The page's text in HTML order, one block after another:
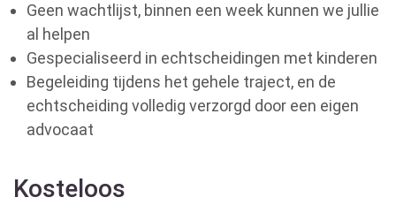
Geen wachtlijst, binnen een week kunnen we jullie
al helpen
Gespecialiseerd in echtscheidingen met kinderen
Begeleiding tijdens het gehele traject, en de
echtscheiding volledig verzorgd door een eigen
advocaat
Kosteloos